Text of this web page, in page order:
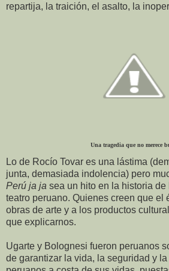
repartija, la traición, el asalto, la
Una tragedia que no merece
Lo de Rocío Tovar es una lástima
junta, demasiada indolencia) pero
Perú ja ja sea un hito en la historia de
teatro peruano. Quienes creen que el
obras de arte y a los productos
que explicarnos.
Ugarte y Bolognesi fueron peruanos
de garantizar la vida, la seguridad y